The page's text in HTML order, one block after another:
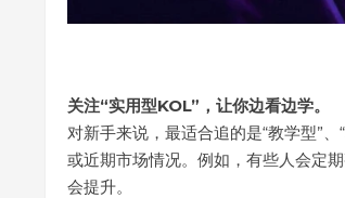
关注“实用型KOL”，让你边看边学。
对新手来说，最适合追的是“教学型”
或近期市场情况。例如，有些人会定
会提升。